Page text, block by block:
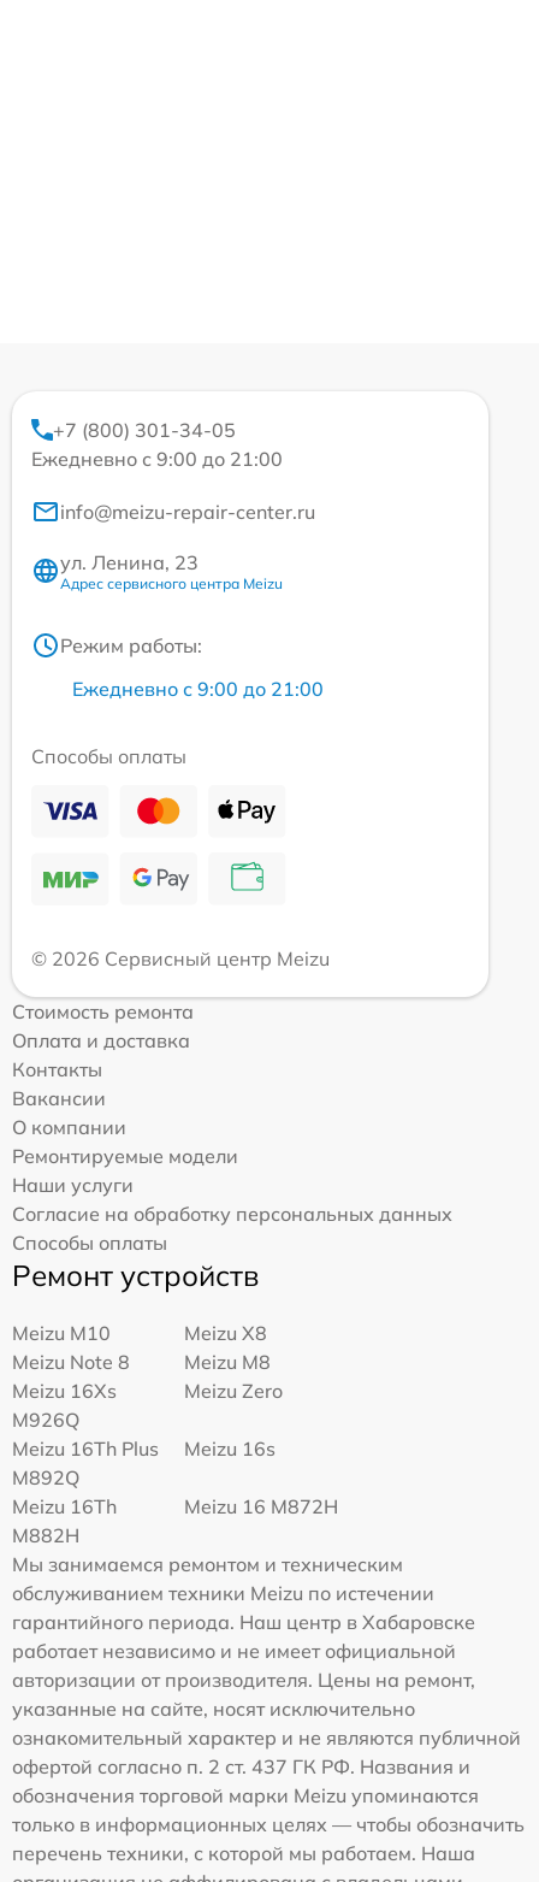
+7 (800) 301-34-05
Ежедневно с 9:00 до 21:00
info@meizu-repair-center.ru
ул. Ленина, 23
Адрес сервисного центра Meizu
Режим работы:
Ежедневно с 9:00 до 21:00
Способы оплаты
© 2026 Сервисный центр Meizu
Стоимость ремонта
Оплата и доставка
Контакты
Вакансии
О компании
Ремонтируемые модели
Наши услуги
Согласие на обработку персональных данных
Способы оплаты
Ремонт устройств
Meizu M10
Meizu X8
Meizu Note 8
Meizu M8
Meizu 16Xs
M926Q
Meizu Zero
Meizu 16Th Plus
M892Q
Meizu 16s
Meizu 16Th
M882H
Meizu 16 M872H
Мы занимаемся ремонтом и техническим
обслуживанием техники Meizu по истечении
гарантийного периода. Наш центр в Хабаровске
работает независимо и не имеет официальной
авторизации от производителя. Цены на ремонт,
указанные на сайте, носят исключительно
ознакомительный характер и не являются публичной
офертой согласно п. 2 ст. 437 ГК РФ. Названия и
обозначения торговой марки Meizu упоминаются
только в информационных целях — чтобы обозначить
перечень техники, с которой мы работаем. Наша